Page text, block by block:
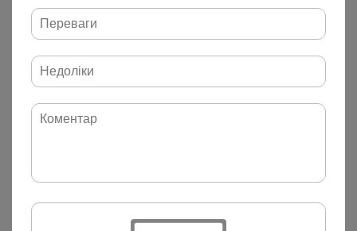
Характеристики
Колекція: Весна-Літо 2024